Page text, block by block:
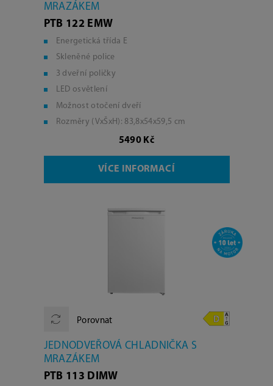
MRAZÁKEM
PTB 122 EMW
Energetická třída E
Skleněné police
3 dveřní poličky
LED osvětlení
Možnost otočení dveří
Rozměry (VxŠxH): 83,8x54x59,5 cm
5490 Kč
VÍCE INFORMACÍ
Porovnat
JEDNODVEŘOVÁ CHLADNIČKA S
MRAZÁKEM
PTB 113 DIMW